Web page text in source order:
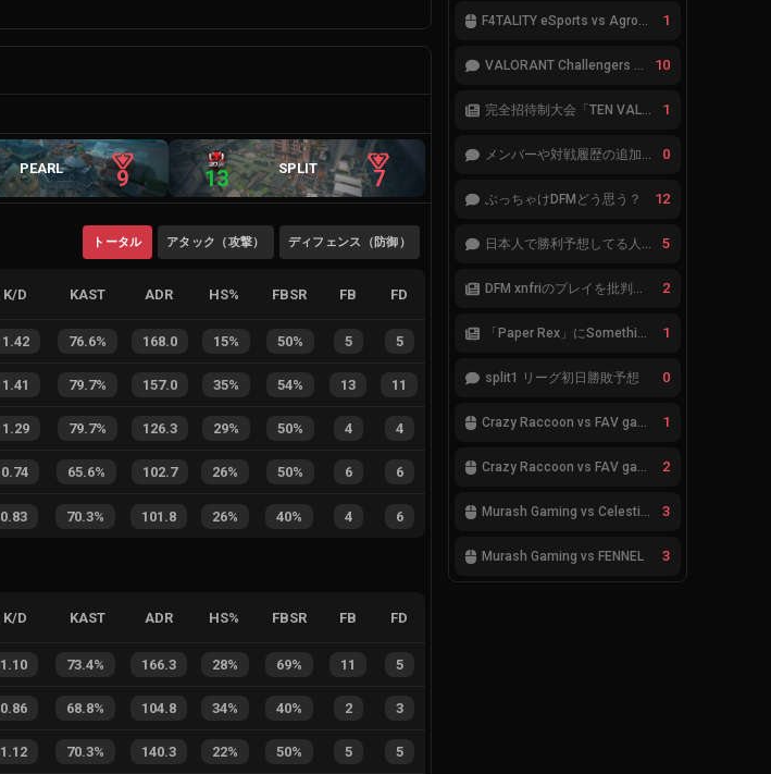
PEARL 9 13 SPLIT 7
トータル アタック（攻撃） ディフェンス（防御）
K/D KAST ADR HS% FBSR FB FD
1.42 76.6% 168.0 15% 50% 5 5
1.41 79.7% 157.0 35% 54% 13 11
1.29 79.7% 126.3 29% 50% 4 4
0.74 65.6% 102.7 26% 50% 6 6
0.83 70.3% 101.8 26% 40% 4 6
K/D KAST ADR HS% FBSR FB FD
1.10 73.4% 166.3 28% 69% 11 5
0.86 68.8% 104.8 34% 40% 2 3
1.12 70.3% 140.3 22% 50% 5 5
F4TALITY eSports vs Agropesca Jacaré 1
VALORANT Challengers 2023: Japan Split 1 MAIN STAGE TIER表 10
完全招待制大会「TEN VALORANT Global Invitaional 2023」が韓国で開催 1
メンバーや対戦履歴の追加が必要です。 0
ぶっちゃけDFMどう思う？ 12
日本人で勝利予想してる人集合 5
DFM xnfriのプレイを批判したアナリストにFnatic Boasterが反応「DFMは仕組みの強化が必要なだけ」 2
「Paper Rex」にSomethingが加入 1
split1 リーグ初日勝敗予想 0
Crazy Raccoon vs FAV gaming 1
Crazy Raccoon vs FAV gaming 2
Murash Gaming vs Celestials 3
Murash Gaming vs FENNEL 3